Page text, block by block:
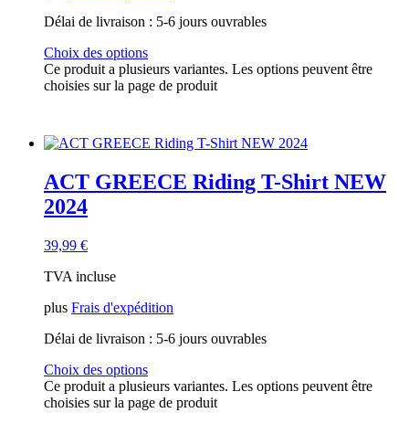
Délai de livraison : 5-6 jours ouvrables
Choix des options
Ce produit a plusieurs variantes. Les options peuvent être
choisies sur la page de produit
ACT GREECE Riding T-Shirt NEW
2024
39,99 €
TVA incluse
plus Frais d'expédition
Délai de livraison : 5-6 jours ouvrables
Choix des options
Ce produit a plusieurs variantes. Les options peuvent être
choisies sur la page de produit